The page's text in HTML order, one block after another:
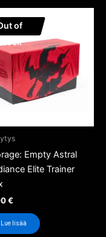
of
Stock
Empty Astral
Elite Trainer
€
Lue lisää